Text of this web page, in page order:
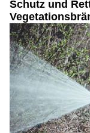
Schutz und